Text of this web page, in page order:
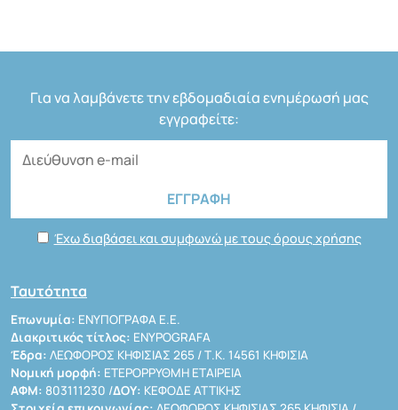
Για να λαμβάνετε την εβδομαδιαία ενημέρωσή μας
εγγραφείτε:
Έχω διαβάσει και συμφωνώ με τους όρους χρήσης
Ταυτότητα
Επωνυμία: ΕΝΥΠΟΓΡΑΦΑ Ε.Ε.
Διακριτικός τίτλος: ENYPOGRAFA
Έδρα: ΛΕΩΦΟΡΟΣ ΚΗΦΙΣΙΑΣ 265 / Τ.Κ. 14561 ΚΗΦΙΣΙΑ
Νομική μορφή: ΕΤΕΡΟΡΡΥΘΜΗ ΕΤΑΙΡΕΙΑ
ΑΦΜ: 803111230 /ΔΟΥ: ΚΕΦΟΔΕ ΑΤΤΙΚΗΣ